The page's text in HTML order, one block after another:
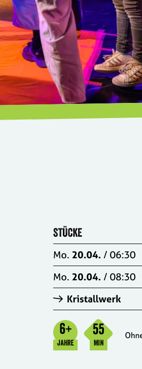
STÜCKE
Mo. 20.04. / 06:30
Mo. 20.04. / 08:30
Kristallwerk
6+
JAHRE
55
MIN